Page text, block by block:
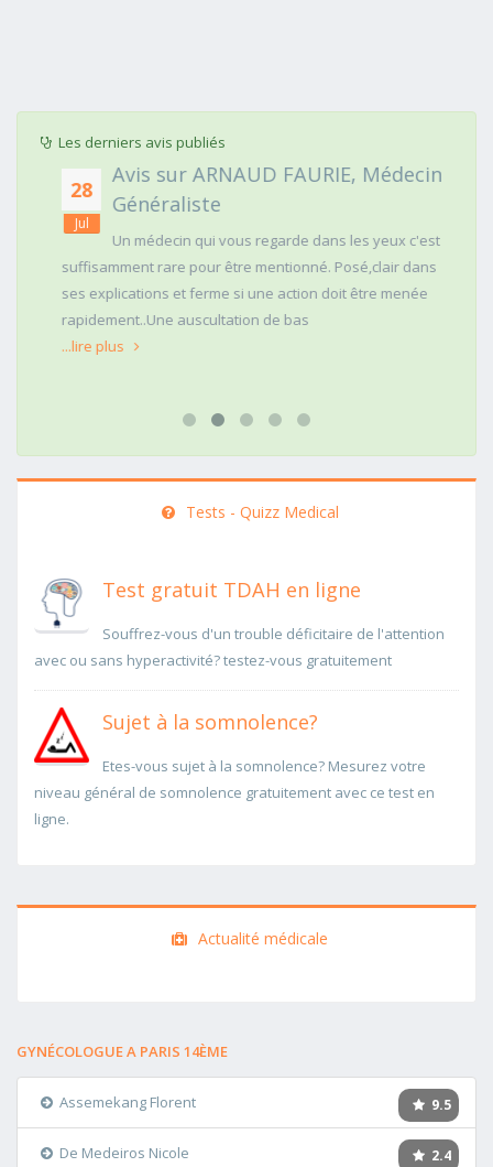
Les derniers avis publiés
28
Jul
Avis sur ARNAUD FAURIE, Médecin
Généraliste
Un médecin qui vous regarde dans les yeux c'est
suffisamment rare pour être mentionné. Posé,clair dans
ses explications et ferme si une action doit être menée
rapidement..Une auscultation de bas
...lire plus
Tests - Quizz Medical
Test gratuit TDAH en ligne
Souffrez-vous d'un trouble déficitaire de l'attention
avec ou sans hyperactivité? testez-vous gratuitement
Sujet à la somnolence?
Etes-vous sujet à la somnolence? Mesurez votre
niveau général de somnolence gratuitement avec ce test en
ligne.
Actualité médicale
GYNÉCOLOGUE A PARIS 14ÈME
9.5
Assemekang Florent
2.4
De Medeiros Nicole